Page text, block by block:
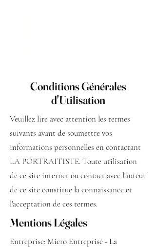
Conditions Générales
d'Utilisation
Veuillez lire avec attention les termes
suivants avant de soumettre vos
informations personnelles en contactant
LA PORTRAITISTE. Toute utilisation
de ce site internet ou contact avec l'auteur
de ce site constitue la connaissance et
l'acceptation de ces termes.
Mentions Légales
Entreprise: Micro Entreprise - La